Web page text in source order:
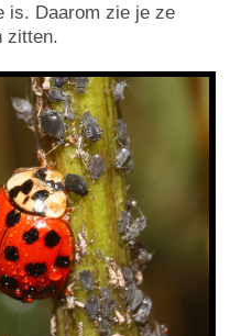
is. Daarom zie je ze
zitten.